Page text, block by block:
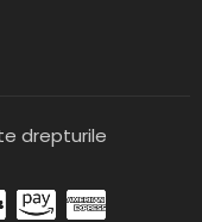
drepturile